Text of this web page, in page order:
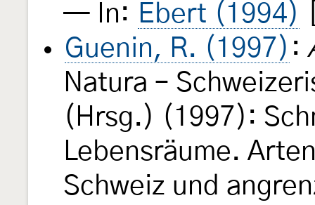
— In: Ebert (1994)
Guenin, R. (1997) :
Natura –
(Hrsg.) (1997):
Lebensräume.
Schweiz und